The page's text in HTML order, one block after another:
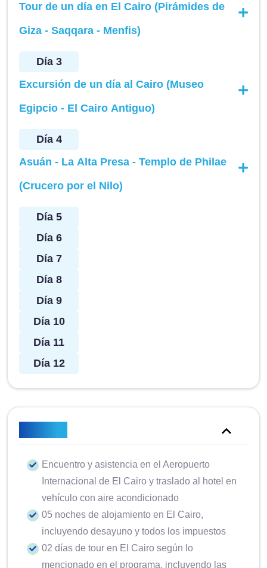
Tour de un día en El Cairo (Pirámides de
Giza - Saqqara - Menfis)
Día 3
Excursión de un día al Cairo (Museo
Egipcio - El Cairo Antiguo)
Día 4
Asuán - La Alta Presa - Templo de Philae
(Crucero por el Nilo)
Día 5
Día 6
Día 7
Día 8
Día 9
Día 10
Día 11
Día 12
Encuentro y asistencia en el Aeropuerto
Internacional de El Cairo y traslado al hotel en
vehículo con aire acondicionado
05 noches de alojamiento en El Cairo,
incluyendo desayuno y todos los impuestos
02 días de tour en El Cairo según lo
mencionado en el programa, incluyendo las